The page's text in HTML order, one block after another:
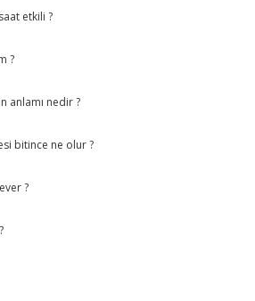
etkili ?
?
anlamı nedir ?
bitince ne olur ?
?